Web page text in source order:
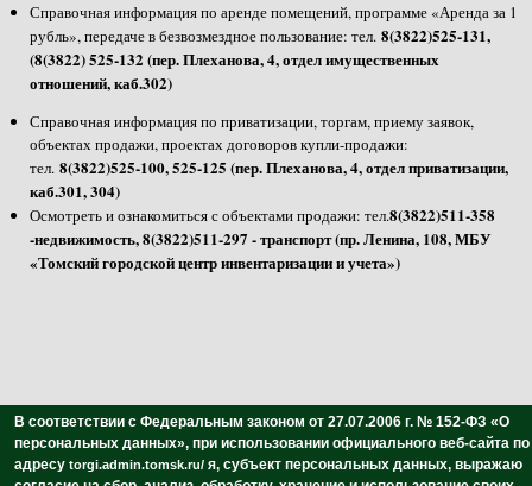
Справочная информация по аренде помещений, программе «Аренда за 1
рубль», передаче в безвозмездное пользование: тел. 8(3822)525-131,
(8(3822) 525-132 (пер. Плеханова, 4, отдел имущественных
отношений, каб.302)
Справочная информация по приватизации, торгам, приему заявок,
объектах продажи, проектах договоров купли-продажи:
тел. 8(3822)525-100, 525-125 (пер. Плеханова, 4, отдел приватизации,
каб.301, 304)
Осмотреть и ознакомиться с объектами продажи: тел.8(3822)511-358
-недвижимость, 8(3822)511-297 - транспорт (пр. Ленина, 108, МБУ
«Томский городской центр инвентаризации и учета»)
В соответствии с Федеральным законом от 27.07.2006 г. № 152-ФЗ «О
персональных данных», при использовании официального веб-сайта по
адресуtorgi.admin.tomsk.ru/ я, субъект персональных данных, выражаю